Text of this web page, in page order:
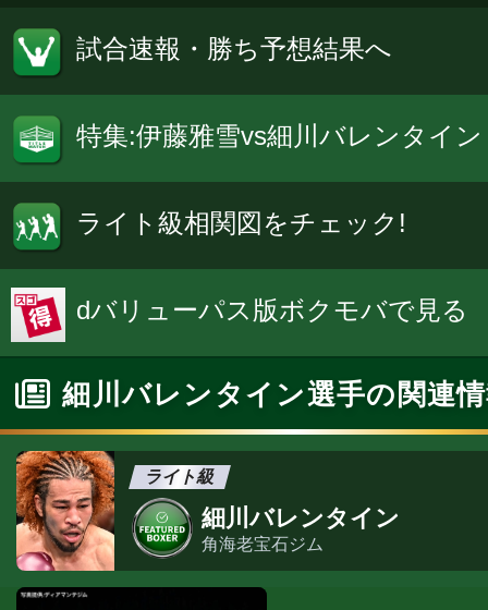
試合速報・勝ち予想結果へ
特集:伊藤雅雪vs細川バレンタイン
ライト級相関図をチェック!
dバリューパス版ボクモバで見る
細川バレンタイン選手の関連
ライト級
細川バレンタイン
角海老宝石ジム